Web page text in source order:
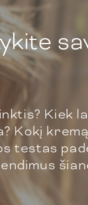
Kiek
Kokį
testas